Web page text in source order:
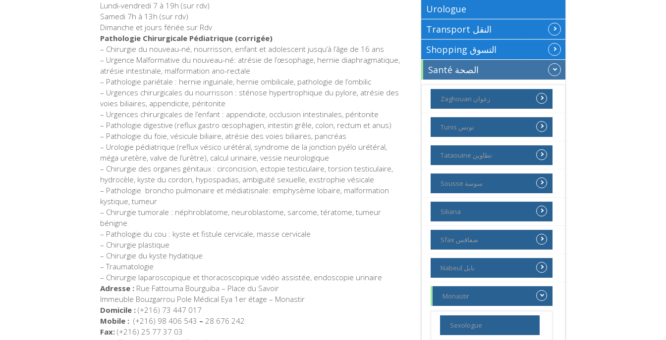
Lundi-vendredi 7 à 19h (sur rdv)
Samedi 7h à 13h (sur rdv)
Dimanche et jours fériée sur Rdv
Pathologie Chirurgicale Pédiatrique (corrigée)
– Chirurgie du nouveau-né, nourrisson, enfant et adolescent jusqu’à l’âge de 16 ans
– Urgence Malformative du nouveau-né: atrésie de l’œsophage, hernie diaphragmatique,
atrésie intestinale, malformation ano-rectale
– Pathologie pariétale : hernie inguinale, hernie ombilicale, pathologie de l’ombilic
– Urgences chirurgicales du nourrisson : sténose hypertrophique du pylore, atrésie des
voies biliaires, appendicite, péritonite
– Urgences chirurgicales de l’enfant : appendicite, occlusion intestinales, péritonite
– Pathologie digestive (reflux gastro œsophagien, intestin grêle, colon, rectum et anus)
– Pathologie du foie, vésicule biliaire, atrésie des voies biliaires, pancréas
– Urologie pédiatrique (reflux vésico urétéral, syndrome de la jonction pyélo urétéral,
méga uretère, valve de l’urètre), calcul urinaire, vessie neurologique
– Chirurgie des organes génitaux : circoncision, ectopie testiculaire, torsion testiculaire,
hydrocèle, kyste du cordon, hypospadias, ambiguïté sexuelle, exstrophie vésicale
– Pathologie broncho pulmonaire et médiatisnale: emphysème lobaire, malformation
kystique, tumeur
– Chirurgie tumorale : néphroblatome, neuroblastome, sarcome, tératome, tumeur
bénigne
– Pathologie du cou : kyste et fistule cervicale, masse cervicale
– Chirurgie plastique
– Chirurgie du kyste hydatique
– Traumatologie
– Chirurgie laparoscopique et thoracoscopique vidéo assistée, endoscopie urinaire
Adresse : Rue Fattouma Bourguiba – Place du Savoir
Immeuble Bouzgarrou Pole Médical Eya 1er étage – Monastir
Domicile : (+216) 73 447 017
Mobile : (+216) 98 406 543 – 28 676 242
Fax: (+216) 25 77 37 03
Urologue
Transport النقل
Shopping التسوق
Santé الصحة
Zaghouan زغوان
Tunis تونس
Tataouine تطاوين
Sousse سوسة
Siliana
Sfax صفاقس
Nabeul نابل
Monastir
Sexologue